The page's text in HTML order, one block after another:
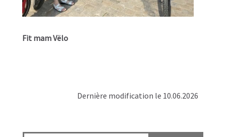
Fit mam Vëlo
Dernière modification le 10.06.2026